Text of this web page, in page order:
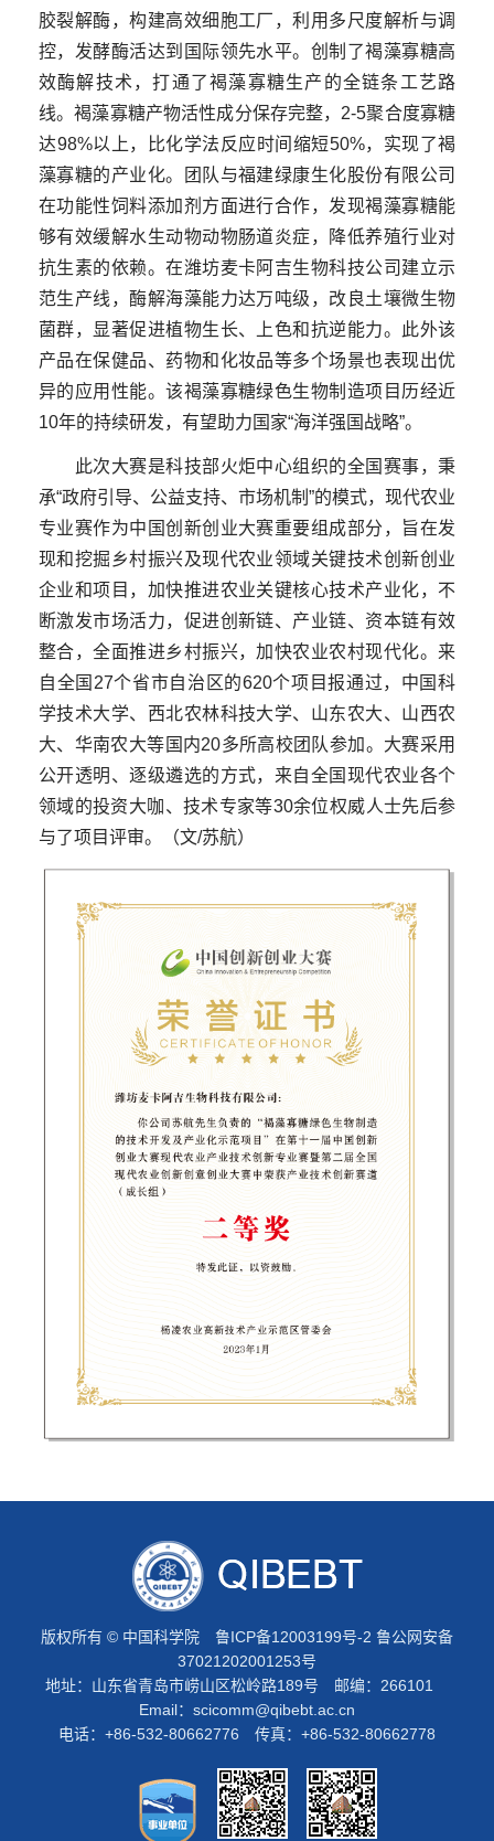
胶裂解酶，构建高效细胞工厂，利用多尺度解析与调
控，发酵酶活达到国际领先水平。创制了褐藻寡糖高
效酶解技术，打通了褐藻寡糖生产的全链条工艺路
线。褐藻寡糖产物活性成分保存完整， 2-5聚合度寡糖
达98%以上，比化学法反应时间缩短50%，实现了褐
藻寡糖的产业化。团队与福建绿康生化股份有限公司
在功能性饲料添加剂方面进行合作，发现褐藻寡糖能
够有效缓解水生动物动物肠道炎症，降低养殖行业对
抗生素的依赖。在潍坊麦卡阿吉生物科技公司建立示
范生产线，酶解海藻能力达万吨级，改良土壤微生物
菌群，显著促进植物生长、上色和抗逆能力。此外该
产品在保健品、药物和化妆品等多个场景也表现出优
异的应用性能。该褐藻寡糖绿色生物制造项目历经近
10年的持续研发，有望助力国家“海洋强国战略”。
此次大赛是科技部火炬中心组织的全国赛事，秉
承“政府引导、公益支持、市场机制 ”的模式，现代农业
专业赛作为中国创新创业大赛重要组成部分，旨在发
现和挖掘乡村振兴及现代农业领域关键技术创新创业
企业和项目，加快推进农业关键核心技术产业化，不
断激发市场活力，促进创新链、产业链、资本链有效
整合，全面推进乡村振兴，加快农业农村现代化。来
自全国 27个省市自治区的620个项目报通过，中国科
学技术大学、西北农林科技大学、山东农大、山西农
大、华南农大等国内20多所高校团队参加。大赛采用
公开透明、逐级遴选的方式，来自全国现代农业各个
领域的投资大咖、技术专家等30余位权威人士先后参
与了项目评审。（文/苏航）
版权所有 © 中国科学院 鲁ICP备12003199号-2 鲁公网安备
37021202001253号
地址：山东省青岛市崂山区松岭路189号 邮编：266101
Email： scicomm@qibebt.ac.cn
电话：+86-532-80662776 传真：+86-532-80662778